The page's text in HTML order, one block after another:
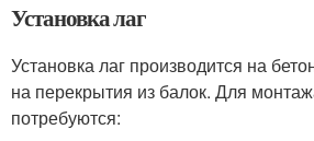
Установка лаг
Установка лаг производится на
на перекрытия из балок. Для
потребуются: